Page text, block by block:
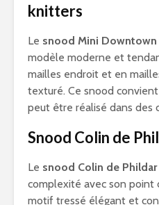
knitters
Le snood Mini Downtown
modèle moderne et
mailles endroit et en
texturé. Ce snood
peut être réalisé dans des
Snood Colin de
Le snood Colin de Phildar
complexité avec son point
motif tressé élégant et